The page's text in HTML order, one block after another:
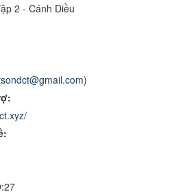
2 - Cánh Diều
)